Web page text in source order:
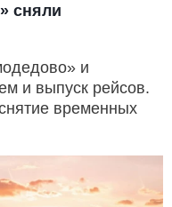
сняли
и
и выпуск рейсов.
временных